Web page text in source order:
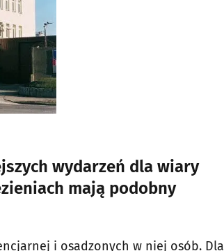
wydarzeń dla wiary
mają podobny
i osadzonych w niej osób. Dla